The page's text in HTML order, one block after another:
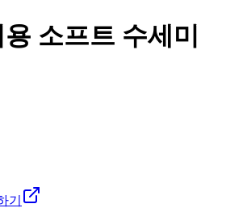
소프트 수세미
기